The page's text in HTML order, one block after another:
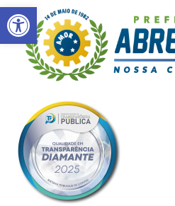
Abrir a barra de ferramentas
Skip
to
content